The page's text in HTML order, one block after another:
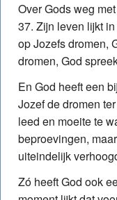
Over Gods weg
37. Zijn leven lijkt
op Jozefs dromen,
dromen, God
En God heeft een
Jozef de dromen
leed en moeite te
beproevingen,
uiteindelijk
Zó heeft God ook